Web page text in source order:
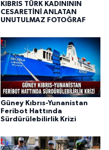
KIBRIS TÜRK KADINININ
CESARETİNİ ANLATAN
UNUTULMAZ FOTOĞRAF
Güney Kıbrıs-Yunanistan
Feribot Hattında
Sürdürülebilirlik Krizi